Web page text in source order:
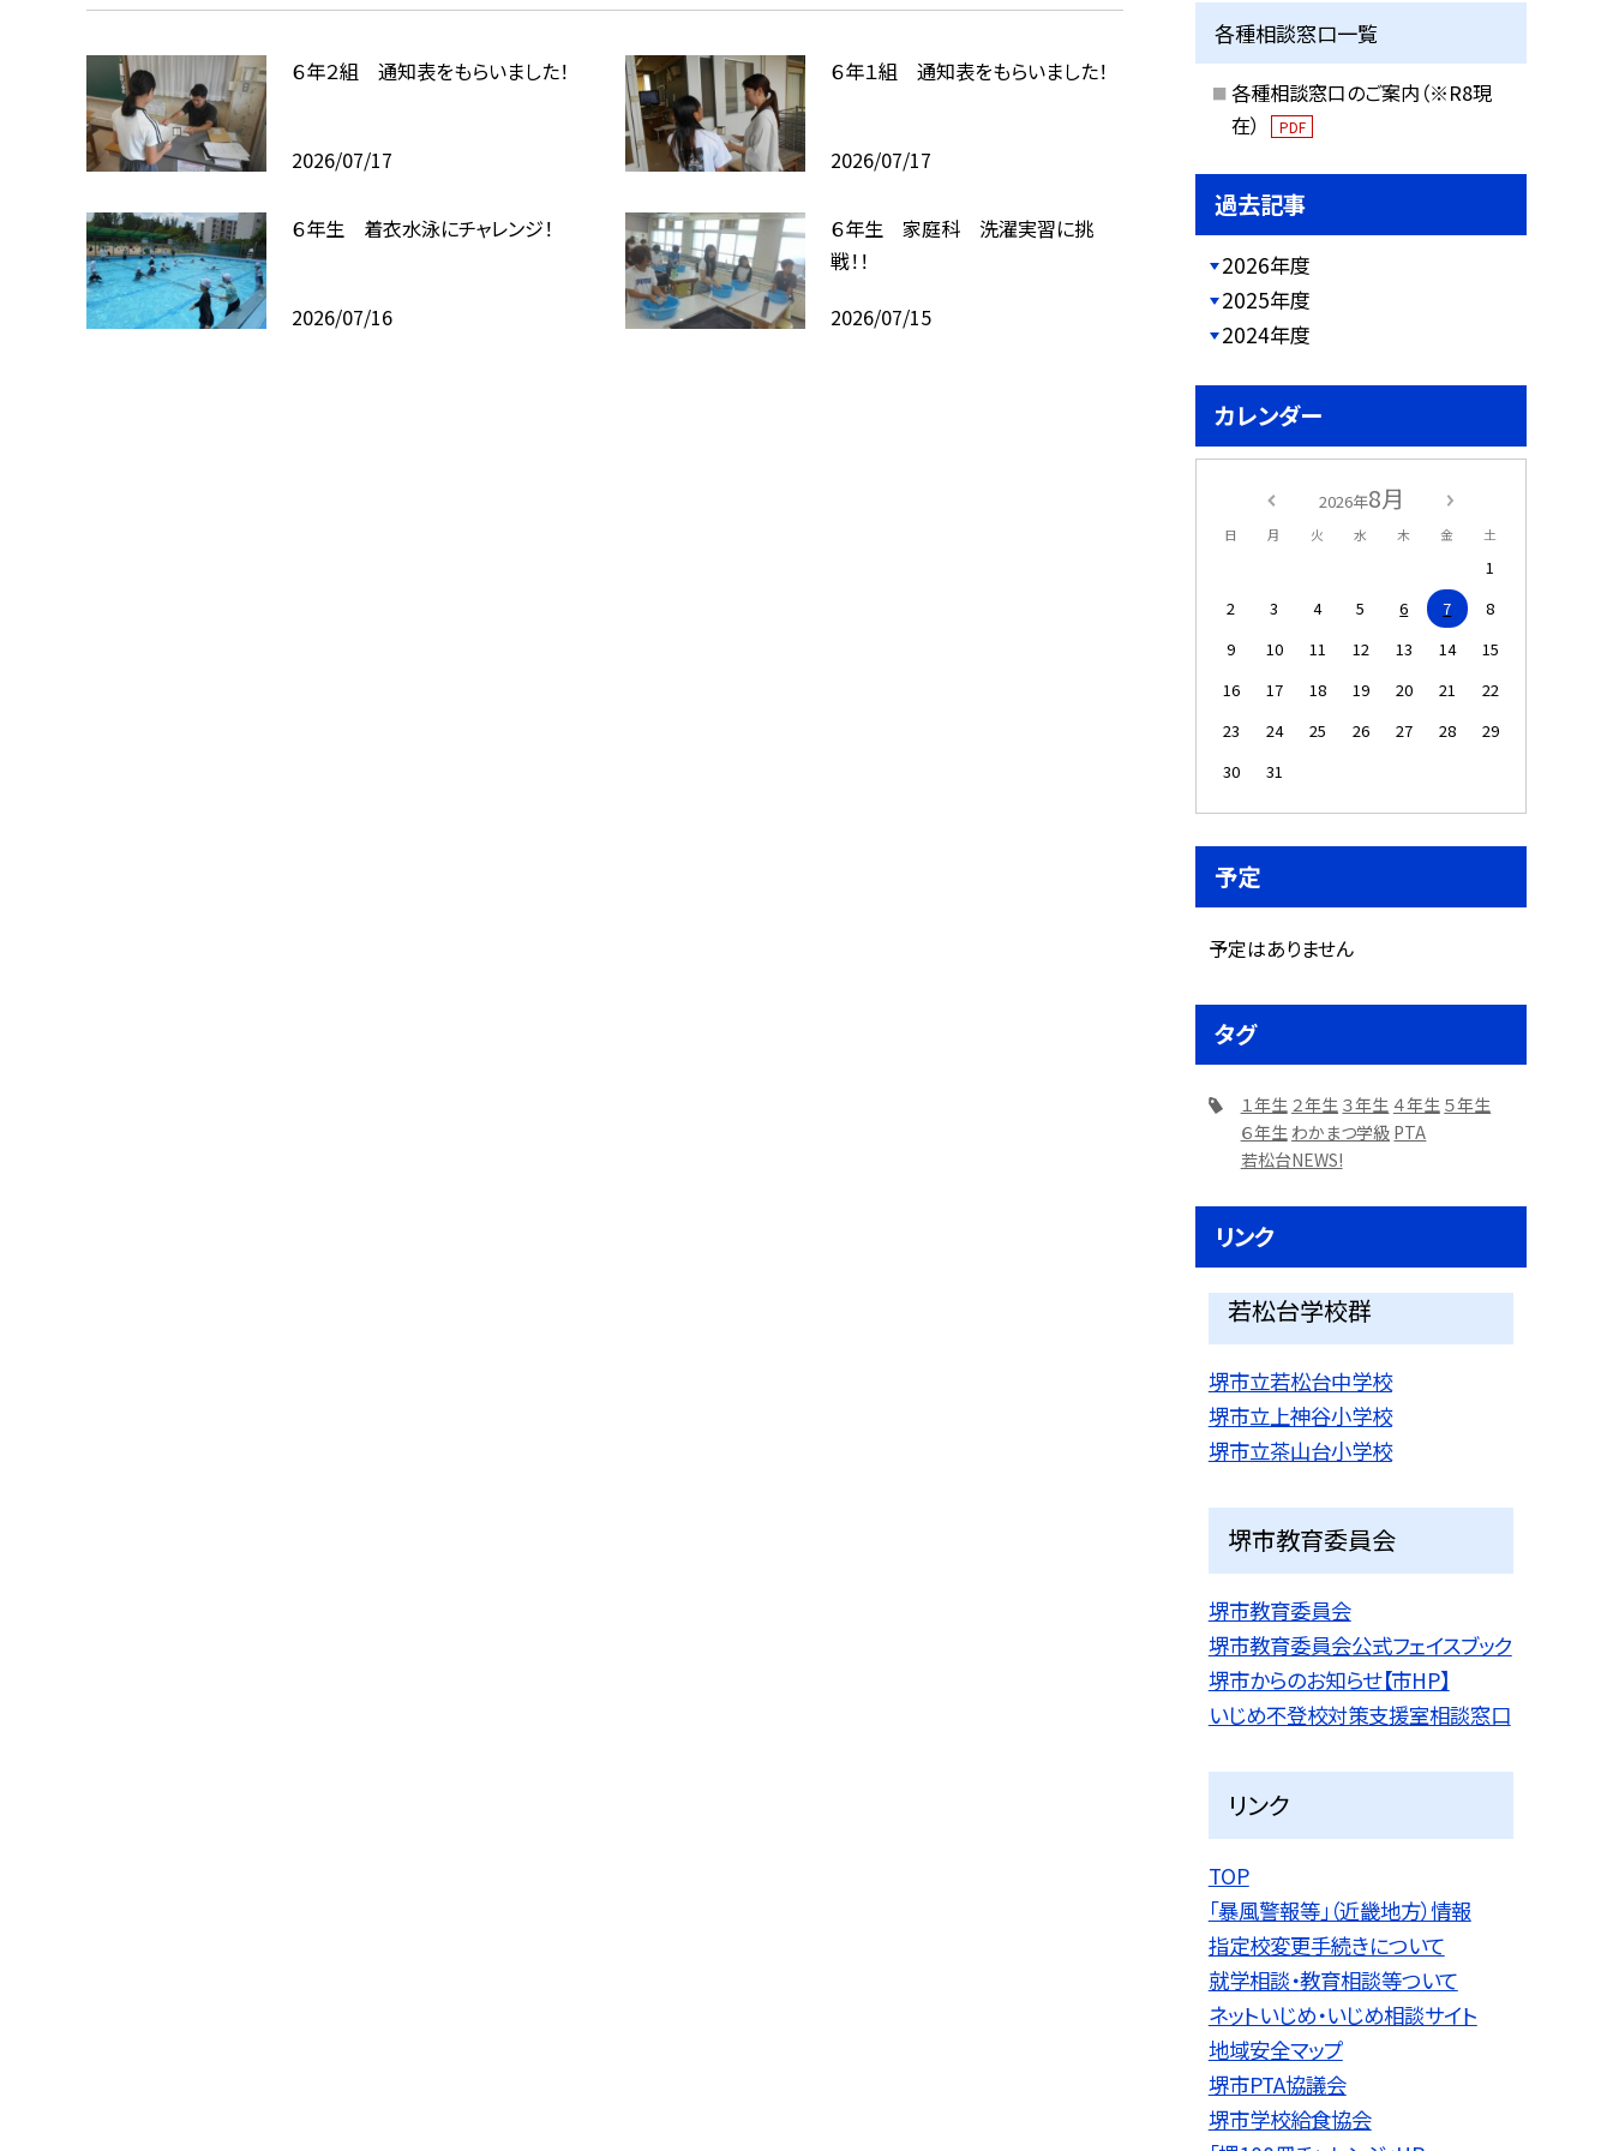
６年２組 通知表をもらいました！
2026/07/17
６年１組 通知表をもらいました！
2026/07/17
６年生 着衣水泳にチャレンジ！
2026/07/16
６年生 家庭科 洗濯実習に挑
戦！！
2026/07/15
各種相談窓口一覧
各種相談窓口のご案内（※R8現
在）
PDF
過去記事
2026年度
2025年度
2024年度
カレンダー
2026年8月
日 月 火 水 木 金 土
1
2
3 4 5 6 7
8
9
10 11 12 13 14
15
16
17 18 19 20 21
22
23
24 25 26 27 28
29
30
31
予定
予定はありません
タグ
１年生 ２年生 ３年生 ４年生 ５年生
６年生 わかまつ学級 PTA
若松台NEWS!
リンク
若松台学校群
堺市立若松台中学校
堺市立上神谷小学校
堺市立茶山台小学校
堺市教育委員会
堺市教育委員会
堺市教育委員会公式フェイスブック
堺市からのお知らせ【市HP】
いじめ不登校対策支援室相談窓口
リンク
TOP
「暴風警報等」（近畿地方）情報
指定校変更手続きについて
就学相談・教育相談等ついて
ネットいじめ・いじめ相談サイト
地域安全マップ
堺市PTA協議会
堺市学校給食協会